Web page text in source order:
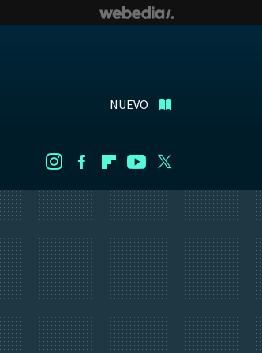
NUEVO
InstagramFacebookFlipboard
Youtube